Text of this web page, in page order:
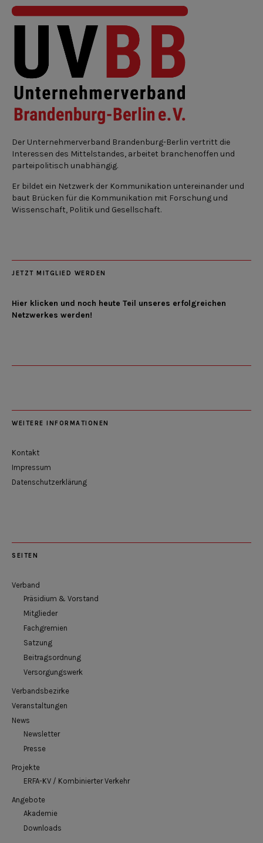
Der Unternehmerverband Brandenburg-Berlin vertritt die
Interessen des Mittelstandes, arbeitet branchenoffen und
parteipolitisch unabhängig.
Er bildet ein Netzwerk der Kommunikation untereinander und
baut Brücken für die Kommunikation mit Forschung und
Wissenschaft, Politik und Gesellschaft.
JETZT MITGLIED WERDEN
Hier klicken und noch heute Teil unseres erfolgreichen
Netzwerkes werden!
WEITERE INFORMATIONEN
Kontakt
Impressum
Datenschutzerklärung
SEITEN
Verband
Präsidium & Vorstand
Mitglieder
Fachgremien
Satzung
Beitragsordnung
Versorgungswerk
Verbandsbezirke
Veranstaltungen
News
Newsletter
Presse
Projekte
ERFA-KV / Kombinierter Verkehr
Angebote
Akademie
Downloads